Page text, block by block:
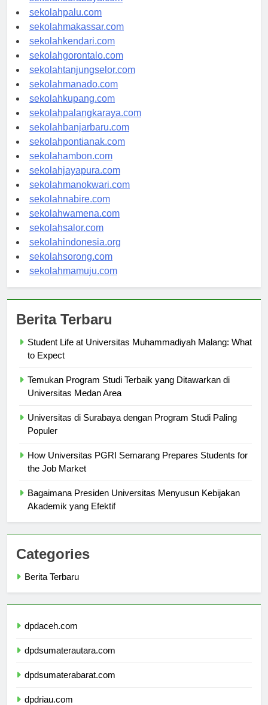
sekolahsurabaya.com
sekolahpalu.com
sekolahmakassar.com
sekolahkendari.com
sekolahgorontalo.com
sekolahtanjungselor.com
sekolahmanado.com
sekolahkupang.com
sekolahpalangkaraya.com
sekolahbanjarbaru.com
sekolahpontianak.com
sekolahambon.com
sekolahjayapura.com
sekolahmanokwari.com
sekolahnabire.com
sekolahwamena.com
sekolahsalor.com
sekolahindonesia.org
sekolahsorong.com
Berita Terbaru
Student Life at Universitas Muhammadiyah Malang: What
Temukan Program Studi Terbaik yang Ditawarkan di
Universitas di Surabaya dengan Program Studi Paling
How Universitas PGRI Semarang Prepares Students for
Bagaimana Presiden Universitas Menyusun Kebijakan
Categories